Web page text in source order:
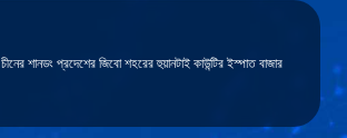
চীনের শানডং প্রদেশের জিবো শহরের হুয়ানটাই কাউন্টির ইস্পাত বাজার